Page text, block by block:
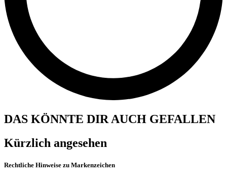
DAS KÖNNTE DIR AUCH GEFALLEN
Kürzlich angesehen
Rechtliche Hinweise zu Markenzeichen